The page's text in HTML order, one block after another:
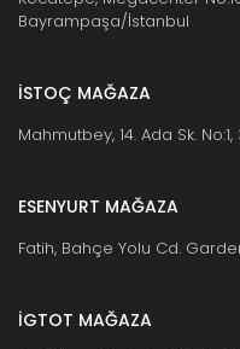
Bayrampaşa/İstanbul
İSTOÇ MAĞAZA
Mahmutbey, 14. Ada Sk.
ESENYURT MAĞAZA
Fatih, Bahçe Yolu Cd.
İGTOT MAĞAZA